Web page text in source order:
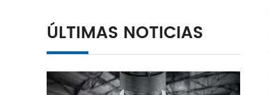
ÚLTIMAS NOTICIAS